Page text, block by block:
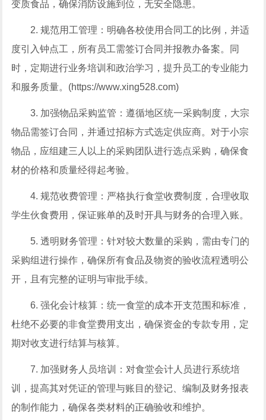
变质食品，确保消防设施到位，无安全隐患。
2. 规范用工管理：明确各校使用合同工的比例，并适
度引入钟点工，所有员工需签订合同并报教办备案。同
时，定期进行业务培训和政治学习，提升员工的专业能力
和服务质量。(https://www.xing528.com)
3. 加强物品采购监管：遵循地区统一采购制度，大宗
物品需签订合同，并通过招标方式选定供应商。对于小宗
物品，应组建三人以上的采购团队进行选点采购，确保食
材的价格和质量经得起考验。
4. 规范收费管理：严格执行食堂收费制度，合理收取
学生伙食费用，保证账单的及时开具与财务的合理入账。
5. 透明财务管理：针对较大数量的采购，需由专门的
采购组进行操作，确保所有食品及物资的验收流程透明公
开，且有完整的证明与审批手续。
6. 强化会计核算：统一食堂的成本开支范围和标准，
杜绝不必要的非食堂费用支出，确保资金的专款专用，定
期对收支进行结算与核算。
7. 加强财务人员培训：对食堂会计人员进行系统培
训，提高其对凭证的管理与账目的登记、编制及财务报表
的制作能力，确保各类材料的正确验收和维护。